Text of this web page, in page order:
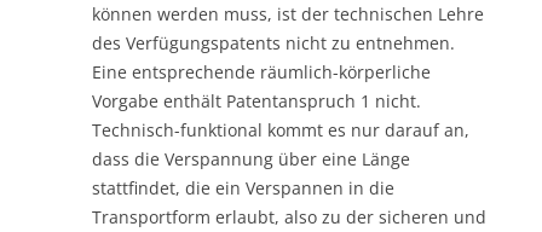
können werden muss, ist der technischen Lehre
des Verfügungspatents nicht zu entnehmen.
Eine entsprechende räumlich-körperliche
Vorgabe enthält Patentanspruch 1 nicht.
Technisch-funktional kommt es nur darauf an,
dass die Verspannung über eine Länge
stattfindet, die ein Verspannen in die
Transportform erlaubt, also zu der sicheren und